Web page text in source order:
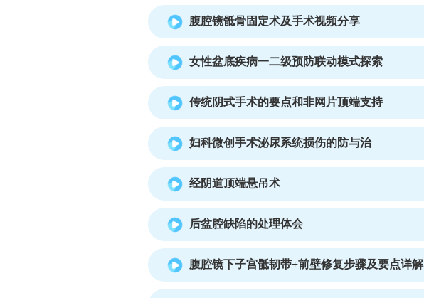
腹腔镜骶骨固定术及手术视频分享
女性盆底疾病一二级预防联动模式探索
传统阴式手术的要点和非网片顶端支持
妇科微创手术泌尿系统损伤的防与治
经阴道顶端悬吊术
后盆腔缺陷的处理体会
腹腔镜下子宫骶韧带+前壁修复步骤及要点详解